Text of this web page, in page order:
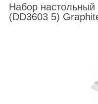
Набор настольный
(DD3603 5)